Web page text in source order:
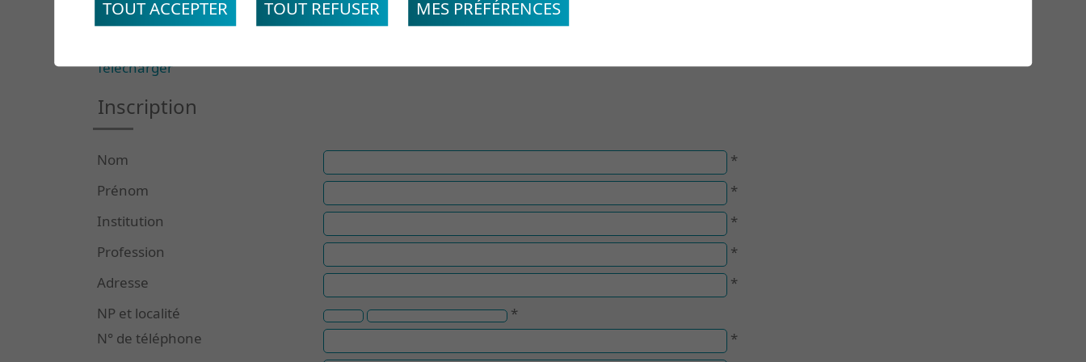
Flyer
Télécharger
Inscription
Nom
*
Prénom
*
Institution
*
Profession
*
Adresse
*
NP et localité
*
N° de téléphone
*
TOUT ACCEPTER TOUT REFUSER MES PRÉFÉRENCES